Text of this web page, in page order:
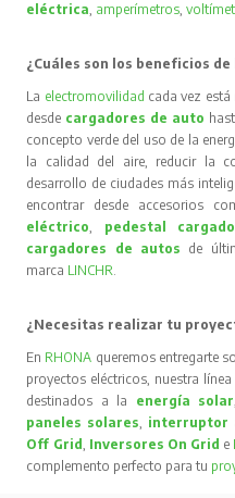
eléctrica, amperímetros,
¿Cuáles son los beneficios de
La electromovilidad cada vez
desde cargadores de auto
concepto verde del uso de la
la calidad del aire, reducir la
desarrollo de ciudades más
encontrar desde accesorios
eléctrico, pedestal
cargadores de autos de
marca LINCHR.
¿Necesitas realizar tu
En RHONA queremos entregarte
proyectos eléctricos, nuestra línea
destinados a la energía solar
paneles solares, interruptor
Off Grid, Inversores On Grid e
complemento perfecto para tu